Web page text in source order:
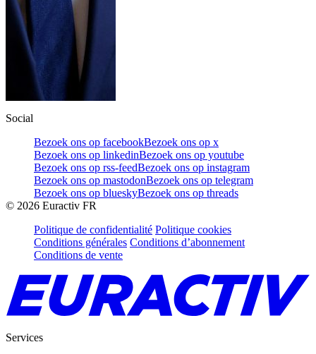
Social
Bezoek ons op facebookBezoek ons op x
Bezoek ons op linkedinBezoek ons op youtube
Bezoek ons op rss-feedBezoek ons op instagram
Bezoek ons op mastodonBezoek ons op telegram
Bezoek ons op blueskyBezoek ons op threads
© 2026 Euractiv FR
Politique de confidentialité Politique cookies
Conditions générales Conditions d’abonnement
Conditions de vente
Services